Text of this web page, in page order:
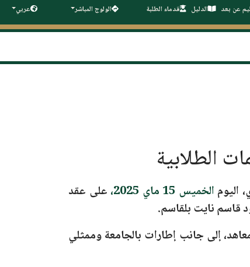
عن بعد الدليل قدماء الطلبة الولوج المباشر عربي
اليوم الخميس 15 ماي 2025،
على عقد
قاسم نايت بلقاسم.
إلى جانب إطارات بالجامعة وممثلي